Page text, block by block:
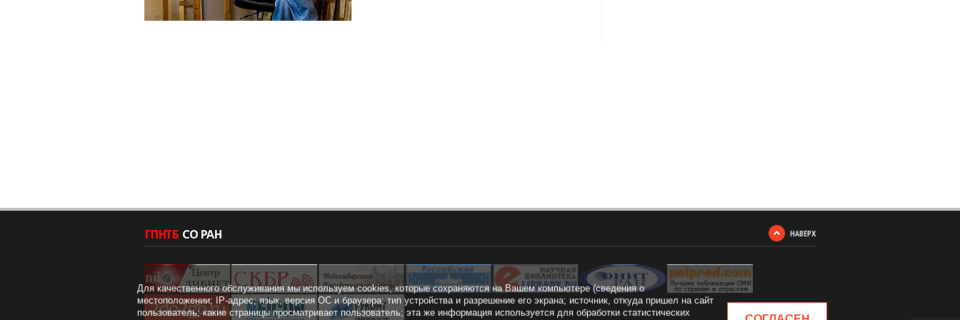
НАВЕРХ
Для качественного обслуживания мы используем cookies, которые сохраняются на Вашем компьютере (сведения о
местоположении; IP-адрес; язык, версия ОС и браузера; тип устройства и разрешение его экрана; источник, откуда пришел на сайт
пользователь; какие страницы просматривает пользователь; эта же информация используется для обработки статистических